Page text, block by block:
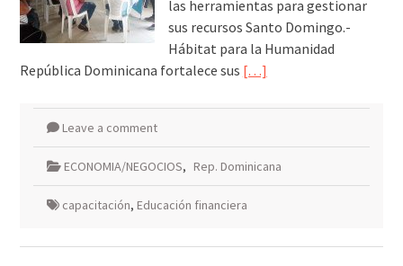
las herramientas para gestionar
sus recursos Santo Domingo.-
Hábitat para la Humanidad
República Dominicana fortalece sus […]
Leave a comment
ECONOMIA/NEGOCIOS, Rep. Dominicana
capacitación, Educación financiera